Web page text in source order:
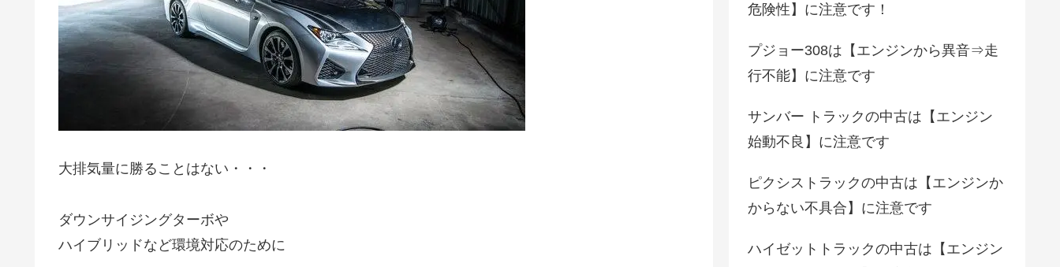
大排気量に勝ることはない・・・
ダウンサイジングターボや
ハイブリッドなど環境対応のために
危険性】に注意です！
プジョー308は【エンジンから異音⇒走
行不能】に注意です
サンバー トラックの中古は【エンジン
始動不良】に注意です
ピクシストラックの中古は【エンジンか
からない不具合】に注意です
ハイゼットトラックの中古は【エンジン